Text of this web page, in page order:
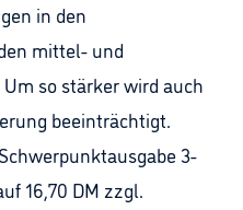
in den
mittel- und
so stärker wird auch
beeinträchtigt.
3-
16,70 DM zzgl.